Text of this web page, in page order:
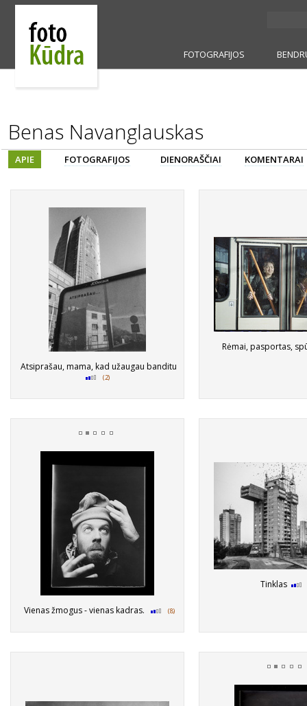
FOTOGRAFIJOS
Benas Navanglauskas
APIE FOTOGRAFIJOS DIENORAŠČIAI KOMENTARAI
Atsiprašau, mama, kad užaugau banditu
(2)
Rėmai, pasportas,
Vienas žmogus - vienas kadras. (8)
Tinklas